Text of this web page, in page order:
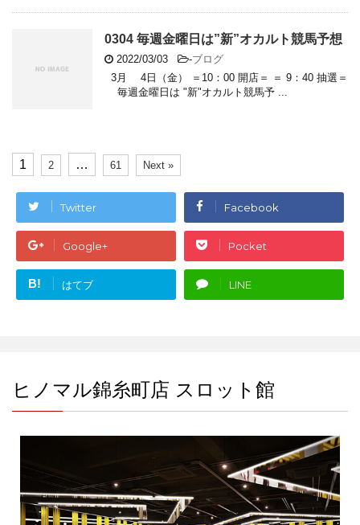
0304 毎週金曜日は”新”オカルト競馬予想
2022/03/03 -ブログ
3月 4日（金） ＝10：00 開店＝ ＝ 9：40 抽選＝
毎週金曜日は "新"オカルト競馬予 ...
1 2 … 61 Next »
Twitter Facebook
Google+ Pocket
B! はてブ LINE
ヒノマル錦糸町店 スロット館